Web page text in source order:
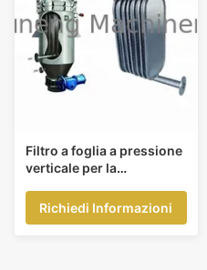
Filtro a foglia a pressione
verticale per la
solidi
Richiedi Informazioni